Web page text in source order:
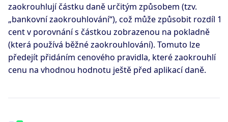
zaokrouhlují částku daně určitým způsobem (tzv.
„bankovní zaokrouhlování“), což může způsobit rozdíl 1
cent v porovnání s částkou zobrazenou na pokladně
(která používá běžné zaokrouhlování). Tomuto lze
předejít přidáním cenového pravidla, které zaokrouhlí
cenu na vhodnou hodnotu ještě před aplikací daně.